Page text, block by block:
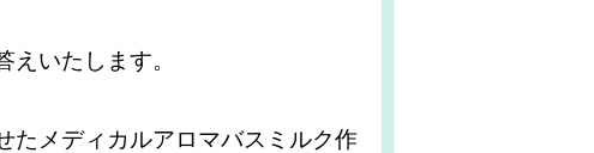
いたします。
たメディカルアロマバスミルク作